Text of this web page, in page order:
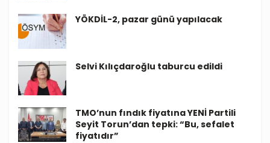
YÖKDİL-2, pazar günü yapılacak
Selvi Kılıçdaroğlu taburcu edildi
TMO’nun fındık fiyatına YENİ Partili
Seyit Torun’dan tepki: “Bu, sefalet
fiyatıdır”